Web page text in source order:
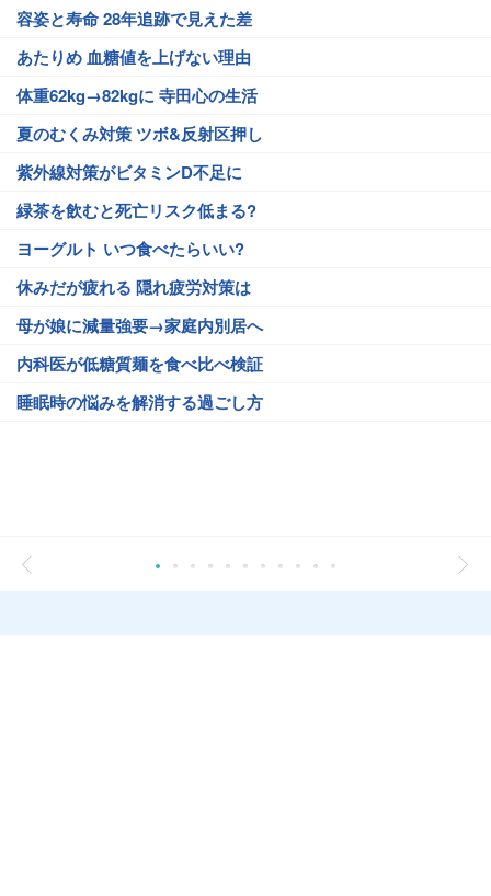
容姿と寿命 28年追跡で見えた差
あたりめ 血糖値を上げない理由
体重62kg→82kgに 寺田心の生活
夏のむくみ対策 ツボ&反射区押し
紫外線対策がビタミンD不足に
緑茶を飲むと死亡リスク低まる?
ヨーグルト いつ食べたらいい?
休みだが疲れる 隠れ疲労対策は
母が娘に減量強要→家庭内別居へ
内科医が低糖質麺を食べ比べ検証
睡眠時の悩みを解消する過ごし方